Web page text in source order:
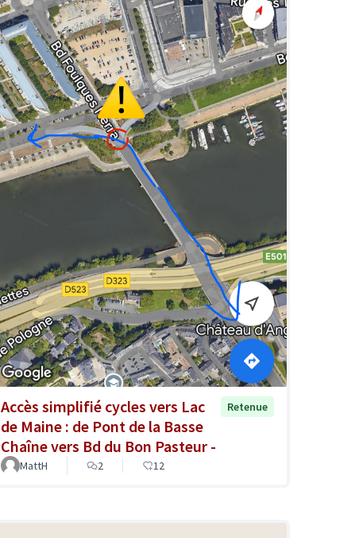
Accès simplifié cycles vers Lac
de Maine : de Pont de la Basse
Chaîne vers Bd du Bon Pasteur -
Retenue
MattH 2 12